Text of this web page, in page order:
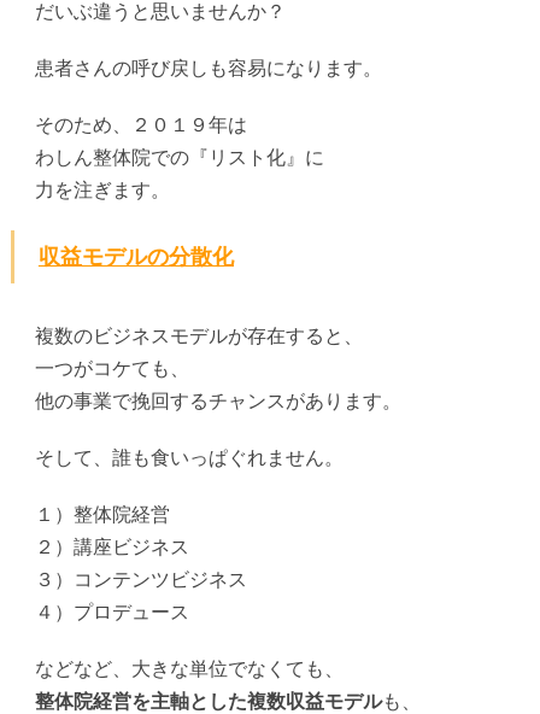
だいぶ違うと思いませんか？
患者さんの呼び戻しも容易になります。
そのため、２０１９年は
わしん整体院での『リスト化』に
力を注ぎます。
収益モデルの分散化
複数のビジネスモデルが存在すると、
一つがコケても、
他の事業で挽回するチャンスがあります。
そして、誰も食いっぱぐれません。
１）整体院経営
２）講座ビジネス
３）コンテンツビジネス
４）プロデュース
などなど、大きな単位でなくても、
整体院経営を主軸とした複数収益モデルも、